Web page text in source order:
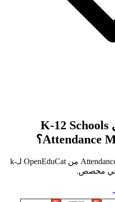
هل أنت مستعد لتحويل K-12 Schools
اكتشف كيف يعمل Attendance Management من OpenEduCat لـk-